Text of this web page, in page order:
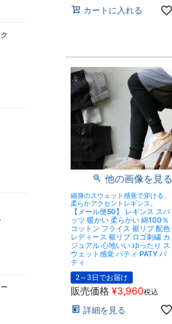
カートに入れる
他の画像を見る
細身のスウェット感覚で穿ける、
柔らかアクセントレギンス。
【メール便50】 レギンス スパ
ッツ 暖かい 柔らかい 綿100％
コットン フライス 裾リブ 配色
レディース 裾リブ ロゴ刺繍 カ
ジュアル 心地いい ゆったり ス
ウェット感覚 パティ PATY パ
ティ
2～3日でお届け
販売価格 ¥3,960税込
詳細を見る